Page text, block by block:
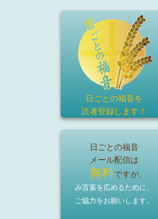
日ごとの福音を
読者登録します！
日ごとの福音
メール配信は
無料ですが、
み言葉を広めるために、
ご協力をお願いします。